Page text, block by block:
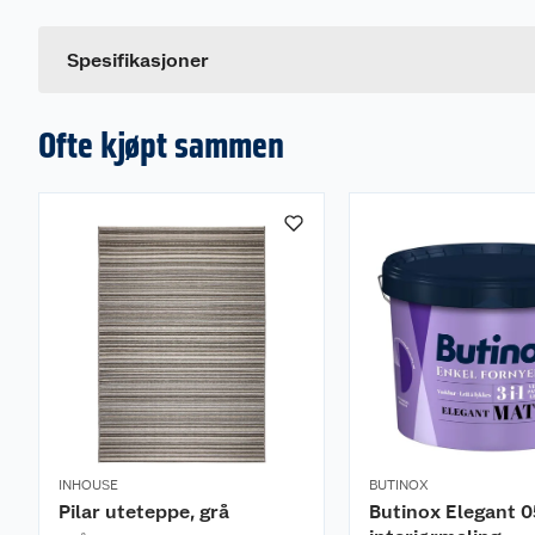
Spesifikasjoner
Ofte kjøpt sammen
INHOUSE
Pilar uteteppe, grå
BUTINOX
Butinox Elegant